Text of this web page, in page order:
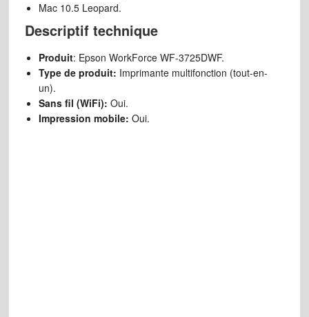
Mac 10.5 Leopard.
Descriptif technique
Produit: Epson WorkForce WF-3725DWF.
Type de produit: Imprimante multifonction (tout-en-
un).
Sans fil (WiFi): Oui.
Impression mobile: Oui.